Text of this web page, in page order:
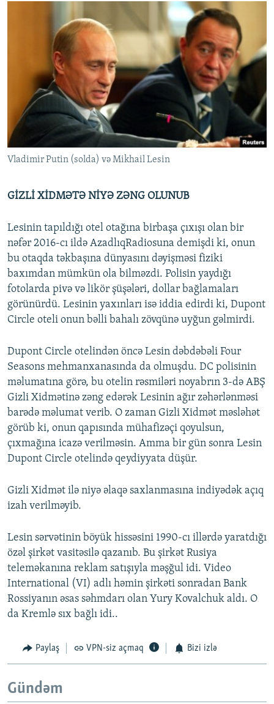
Vladimir Putin (solda) və Mikhail Lesin
GİZLİ XİDMƏTƏ NİYƏ ZƏNG OLUNUB
Lesinin tapıldığı otel otağına birbaşa çıxışı olan bir
nəfər 2016-cı ildə AzadlıqRadiosuna demişdi ki, onun
bu otaqda təkbaşına dünyasını dəyişməsi fiziki
baxımdan mümkün ola bilməzdi. Polisin yaydığı
fotolarda pivə və likör şüşələri, dollar bağlamaları
görünürdü. Lesinin yaxınları isə iddia edirdi ki, Dupont
Circle oteli onun bəlli bahalı zövqünə uyğun gəlmirdi.
Dupont Circle otelindən öncə Lesin dəbdəbəli Four
Seasons mehmanxanasında da olmuşdu. DC polisinin
məlumatına görə, bu otelin rəsmiləri noyabrın 3-də ABŞ
Gizli Xidmətinə zəng edərək Lesinin ağır zəhərlənməsi
barədə məlumat verib. O zaman Gizli Xidmət məsləhət
görüb ki, onun qapısında mühafizəçi qoyulsun,
çıxmağına icazə verilməsin. Amma bir gün sonra Lesin
Dupont Circle otelində qeydiyyata düşür.
Gizli Xidmət ilə niyə əlaqə saxlanmasına indiyədək açıq
izah verilməyib.
Lesin sərvətinin böyük hissəsini 1990-cı illərdə yaratdığı
özəl şirkət vasitəsilə qazanıb. Bu şirkət Rusiya
teleməkanına reklam satışıyla məşğul idi. Video
International (VI) adlı həmin şirkəti sonradan Bank
Rossiyanın əsas səhmdarı olan Yury Kovalchuk aldı. O
da Kremlə sıx bağlı idi..
Paylaş VPN-siz açmaq Bizi izlə
Gündəm